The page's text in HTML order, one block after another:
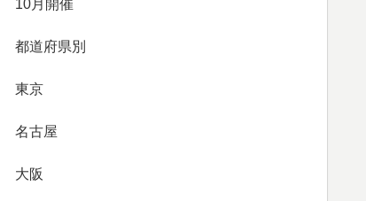
10月開催
都道府県別
東京
名古屋
大阪